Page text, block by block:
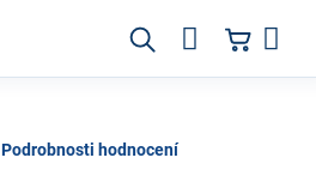
Podrobnosti hodnocení